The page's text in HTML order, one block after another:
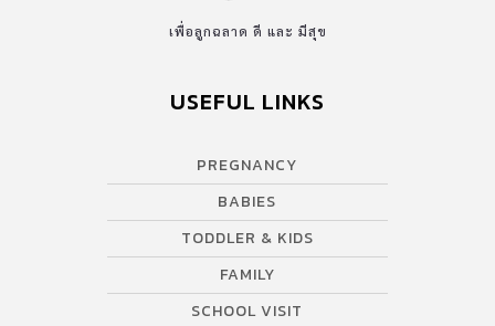
เพื่อลูกฉลาด ดี และ มีสุข
USEFUL LINKS
PREGNANCY
BABIES
TODDLER & KIDS
FAMILY
SCHOOL VISIT